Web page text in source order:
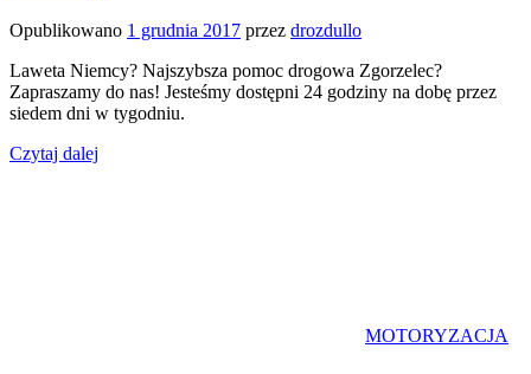
Opublikowano 1 grudnia 2017 przez drozdullo
Laweta Niemcy? Najszybsza pomoc drogowa Zgorzelec?
Zapraszamy do nas! Jesteśmy dostępni 24 godziny na dobę przez
siedem dni w tygodniu.
Czytaj dalej
MOTORYZACJA